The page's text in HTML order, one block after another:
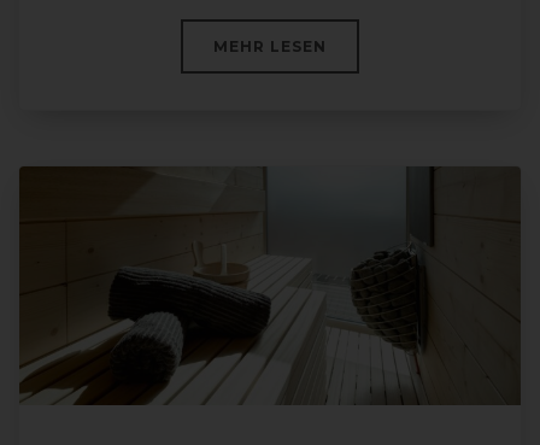
MEHR ÜBER „ADVENT IN DER
LESEN